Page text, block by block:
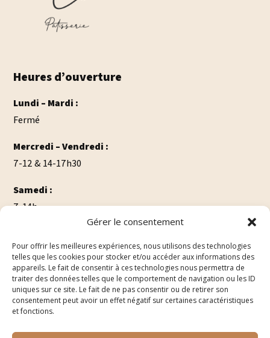
Gérer le consentement
Pour offrir les meilleures expériences, nous utilisons des technologies
telles que les cookies pour stocker et/ou accéder aux informations des
appareils. Le fait de consentir à ces technologies nous permettra de
traiter des données telles que le comportement de navigation ou les ID
uniques sur ce site. Le fait de ne pas consentir ou de retirer son
consentement peut avoir un effet négatif sur certaines caractéristiques
et fonctions.
Heures d’ouverture
Lundi – Mardi :
Fermé
Mercredi – Vendredi :
7-12 & 14-17h30
Samedi :
7-14h
7-12h